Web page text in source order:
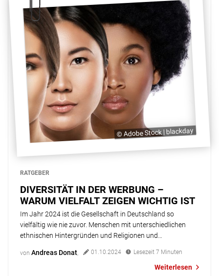
© Adobe Stock | blackday
RATGEBER
DIVERSITÄT IN DER WERBUNG –
WARUM VIELFALT ZEIGEN WICHTIG IST
Im Jahr 2024 ist die Gesellschaft in Deutschland so
vielfältig wie nie zuvor. Menschen mit unterschiedlichen
ethnischen Hintergründen und Religionen und
leben miteinander und prägen das Bild der Gesellschaft.
Diese Diversität spiegelt sich zunehmend in den Medien und
von Andreas Donat, 01.10.2024 Lesezeit 7 Minuten
Weiterlesen